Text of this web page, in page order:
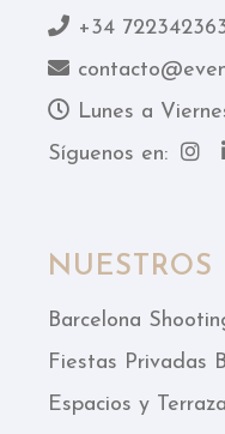
+34
Lunes a
Síguenos en:
NUESTROS
Barcelona
Fiestas Privadas
Espacios y